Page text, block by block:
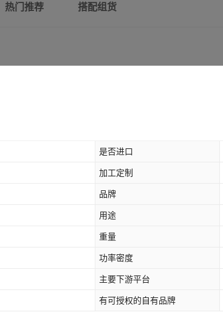
热门推荐 搭配组货
是否进口
加工定制
品牌
用途
重量
功率密度
主要下游平台
有可授权的自有品牌